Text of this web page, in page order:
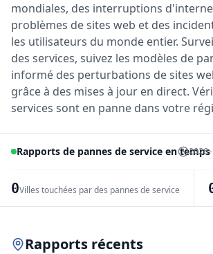
mondiales, des interruptions
problèmes de sites web et des
les utilisateurs du monde entier.
des services, suivez les modèles de
informé des perturbations de sites
grâce à des mises à jour en direct.
services sont en panne dans votre
Rapports de pannes de service en
0Villes touchées par des pannes de service
Rapports récents